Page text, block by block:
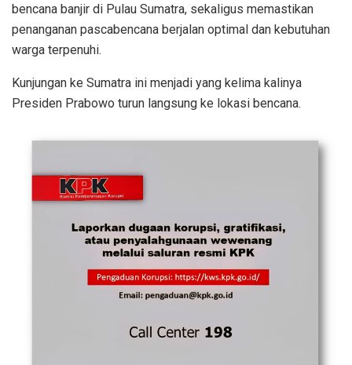
bencana banjir di Pulau Sumatra, sekaligus memastikan
penanganan pascabencana berjalan optimal dan kebutuhan
warga terpenuhi.
Kunjungan ke Sumatra ini menjadi yang kelima kalinya
Presiden Prabowo turun langsung ke lokasi bencana.